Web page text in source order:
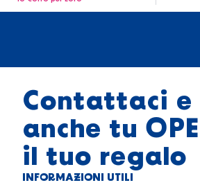
Contattaci e
anche tu
il tuo regalo
INFORMAZIONI UTILI